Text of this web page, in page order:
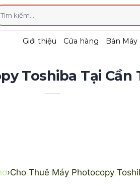
Giới thiệu Cửa hàng Bán
Toshiba Tại Cần
›Cho Thuê Máy Photocopy